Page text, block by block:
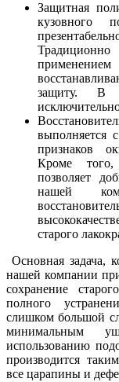
Защитная
кузовного
защиту. В
выполняется
признаков
Кроме того,
позволяет
нашей
старого
Основная задача,
нашей компании
сохранение
полного
слишком большой
минимальным
использованию
производится
все царапины и